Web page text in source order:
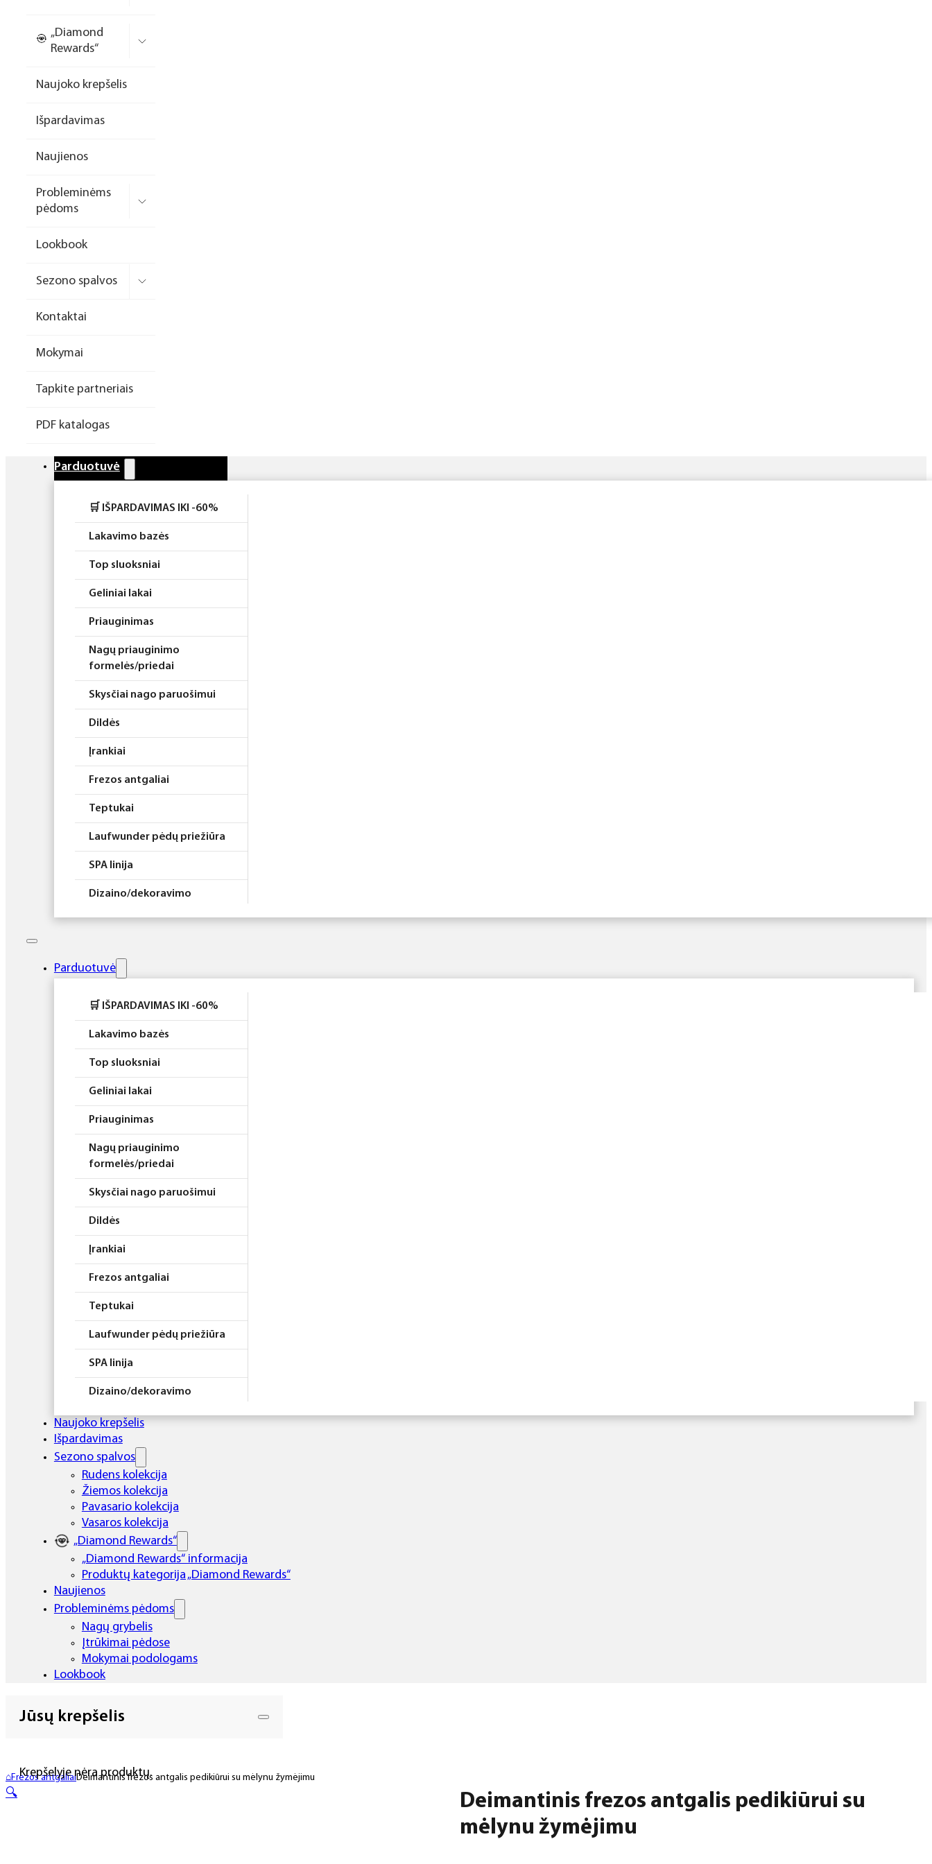
formelės/priedai
Dildės
Įrankiai
Laufwunder pėdų priežiūra
priemonės
Rinkiniai
„Diamond
Rewards“
Naujoko krepšelis
Išpardavimas
Naujienos
Probleminėms
pėdoms
Lookbook
Sezono spalvos
Kontaktai
Mokymai
Tapkite partneriais
PDF katalogas
Parduotuvė
🛒 IŠPARDAVIMAS IKI -60%
Lakavimo bazės
Top sluoksniai
Geliniai lakai
Priauginimas
Nagų priauginimo
formelės/priedai
Skysčiai nago paruošimui
Dildės
Įrankiai
Frezos antgaliai
Teptukai
Laufwunder pėdų priežiūra
SPA linija
Dizaino/dekoravimo
Higiena
Rinkiniai
Parduotuvė
🛒 IŠPARDAVIMAS IKI -60%
Lakavimo bazės
Top sluoksniai
Geliniai lakai
Priauginimas
Nagų priauginimo
formelės/priedai
Skysčiai nago paruošimui
Dildės
Įrankiai
Frezos antgaliai
Teptukai
Laufwunder pėdų priežiūra
SPA linija
Dizaino/dekoravimo
Elektros prietaisai
Higiena
Atributika
Rinkiniai
Naujoko krepšelis
Išpardavimas
Sezono spalvos
Rudens kolekcija
Žiemos kolekcija
Pavasario kolekcija
Vasaros kolekcija
„Diamond Rewards“
„Diamond Rewards“ informacija
Produktų kategorija „Diamond Rewards“
Naujienos
Probleminėms pėdoms
Nagų grybelis
Įtrūkimai pėdose
Mokymai podologams
Lookbook
Jūsų krepšelis
Krepšelyje nėra produktų.
⌂Frezos antgaliaiDeimantinis frezos antgalis pedikiūrui su mėlynu žymėjimu
🔍
Deimantinis frezos antgalis pedikiūrui su
mėlynu žymėjimu